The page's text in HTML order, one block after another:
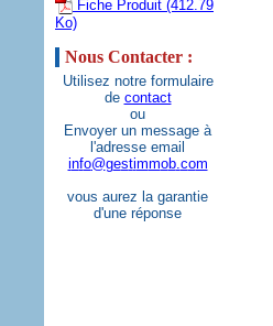
Fiche Produit (412.79
Ko)
Nous Contacter :
Utilisez notre formulaire
de contact
ou
Envoyer un message à
l'adresse email
info@gestimmob.com
vous aurez la garantie
d'une réponse